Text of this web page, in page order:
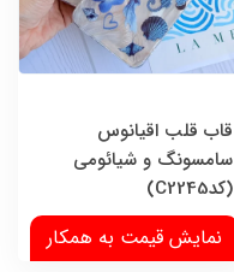
قاب قلب اقیانوس
سامسونگ و شیائومی
(کدC2245)
نمایش قیمت به همکار